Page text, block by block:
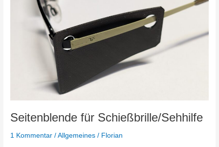
Seitenblende für Schießbrille/Sehhilfe
1 Kommentar /Allgemeines / Florian